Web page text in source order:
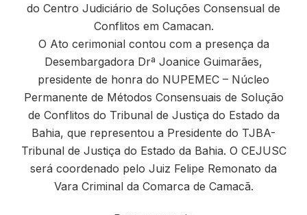
do Centro Judiciário de Soluções Consensual de
Conflitos em Camacan.
O Ato cerimonial contou com a presença da
Desembargadora Drª Joanice Guimarães,
presidente de honra do NUPEMEC – Núcleo
Permanente de Métodos Consensuais de Solução
de Conflitos do Tribunal de Justiça do Estado da
Bahia, que representou a Presidente do TJBA-
Tribunal de Justiça do Estado da Bahia. O CEJUSC
será coordenado pelo Juiz Felipe Remonato da
Vara Criminal da Comarca de Camacã.